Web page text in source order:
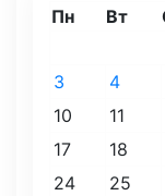
Пн Вт
3
4
10
11
17
18
24
25